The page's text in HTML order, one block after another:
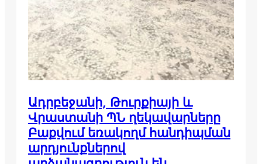
Ադրբեջանի, Թուրքիայի և
Վրաստանի ՊՆ ղեկավարները
Բաքվում եռակողմ հանդիպման
արդյունքներով